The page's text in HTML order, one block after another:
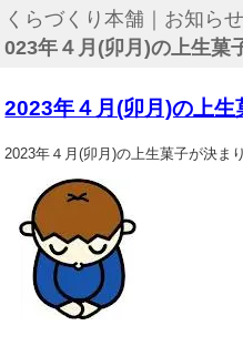
くらづくり本舗｜お知ら
023年４月(卯月)の上生菓
2023年４月(卯月)の上生
2023年４月(卯月)の上生菓子が決ま